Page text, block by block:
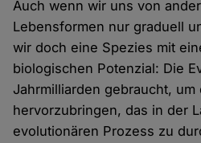
Auch wenn wir uns von
Lebensformen nur graduell
wir doch eine Spezies mit
biologischen Potenzial: Die
Jahrmilliarden gebraucht, um
hervorzubringen, das in der
evolutionären Prozess zu